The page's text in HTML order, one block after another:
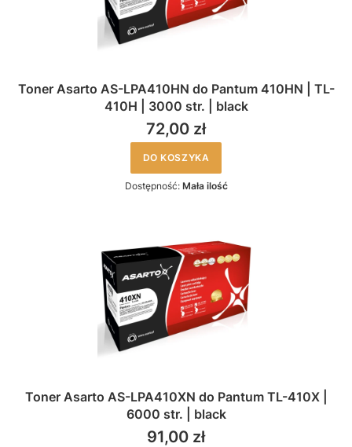
Toner Asarto AS-LPA410HN do Pantum 410HN | TL-
410H | 3000 str. | black
72,00 zł
DO KOSZYKA
Dostępność: Mała ilość
Toner Asarto AS-LPA410XN do Pantum TL-410X |
6000 str. | black
91,00 zł